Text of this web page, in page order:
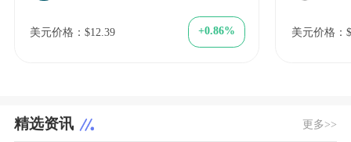
美元价格：$12.39 +0.86% 美元价格：
精选资讯 更多>>